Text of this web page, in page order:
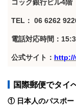
コック銀行ビル4階
TEL： 06 6262
電話対応時間：
公式サイト：
国際郵便でタイ
① 日本人のパスポー